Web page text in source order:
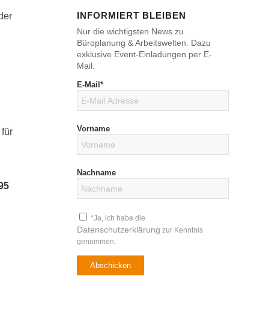
INFORMIERT BLEIBEN
Nur die wichtigsten News zu
Büroplanung & Arbeitswelten. Dazu
exklusive Event-Einladungen per E-
Mail.
E-Mail*
Vorname
Nachname
*Ja, ich habe die
Datenschutzerklärung zur Kenntnis
genommen.